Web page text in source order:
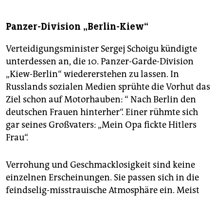
Panzer-Division „Berlin-Kiew“
Verteidigungsminister Sergej Schoigu kündigte
unterdessen an, die 10. Panzer-Garde-Division
„Kiew-Berlin“ wiedererstehen zu lassen. In
Russlands sozialen Medien sprühte die Vorhut das
Ziel schon auf Motorhauben: “ Nach Berlin den
deutschen Frauen hinterher“. Einer rühmte sich
gar seines Großvaters: „Mein Opa fickte Hitlers
Frau“.
Verrohung und Geschmacklosigkeit sind keine
einzelnen Erscheinungen. Sie passen sich in die
feindselig-misstrauische Atmosphäre ein. Meist